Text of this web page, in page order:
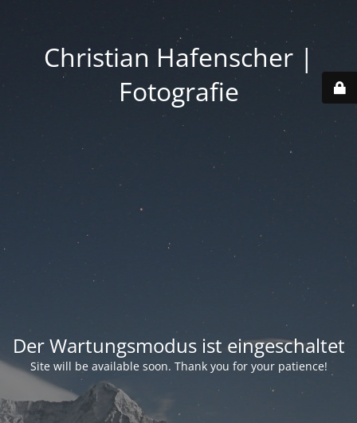
Christian Hafenscher |
Fotografie
Der Wartungsmodus ist eingeschaltet
Site will be available soon. Thank you for your patience!